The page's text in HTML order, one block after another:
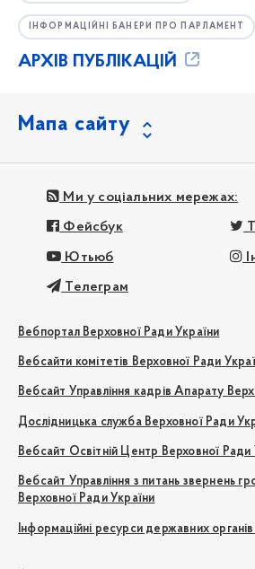
ІНФОРМАЦІЙНІ БАНЕРИ ПРО ПАРЛАМЕНТ
АРХІВ ПУБЛІКАЦІЙ
Мапа сайту
Ми у соціальних мережах:
Фейсбук
Ютьюб
Телеграм
Вебпортал Верховної Ради України
Вебсайти комітетів Верховної Ради
Вебсайт Управління кадрів Апарату
Дослідницька служба Верховної Ради
Вебсайт Освітній Центр Верховної Ради
Вебсайт Управління з питань звернень
Верховної Ради України
Інформаційні ресурси державних